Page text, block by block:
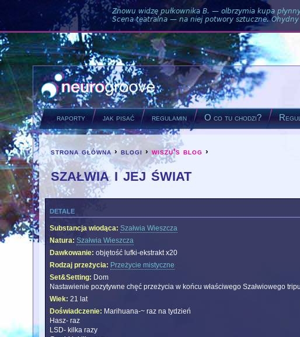
Znowu widzę pułkownika B. — olbrzymia kupa
Scena teatralna — na niej potwory sztuczne.
raporty jak pisać regulamin O co tu chodzi?
you are here
strona główna ›blogi ›wiszu's blog ›
szałwia i jej świat
detale
Substancja wiodąca: Szałwia Wieszcza
Natura: Szałwia Wieszcza
Dawkowanie: objętość lufki-ekstrakt x20
Rodzaj przeżycia: Przeżycie mistyczne
Set&Setting: Dom
Nastawienie pozytywne chęć przeżycia w końcu właściwego Szałwiowego
Wiek: 21 lat
Doświadczenie: Marihuana-~ raz na tydzień
Hasz- raz
LSD- kilka razy